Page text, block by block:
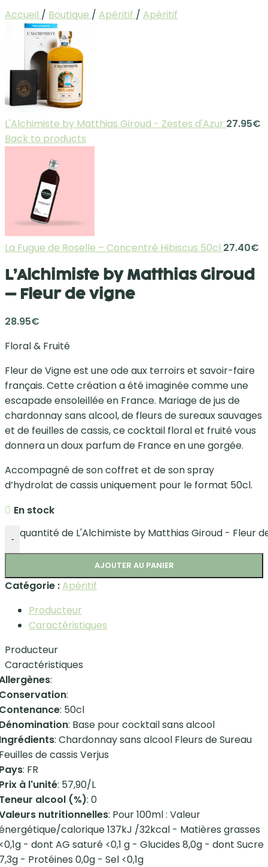
Accueil / Boutique / Apéritif / Apéritif
L'Alchimiste by Matthias Giroud - Zestes d'Azur 27.95€
Back to products
La Fugue de Roselle – Concentré Hibiscus 50cl 27.40€
L’Alchimiste by Matthias Giroud
– Fleur de vigne
28.95€
Floral & Fruité
Fleur de Vigne est une ode aux terroirs et savoir-faire
français. Cette création a été imaginée comme une
escapade ensoleillée en France. Mariage de jus de
chardonnay sans alcool, de fleurs de sureaux sauvages
et de feuilles de cassis, ce cocktail floral et fruité vous
donnera un doux parfum de France en une gorgée.
Accompagné de son coffret et de son spray
d’hydrolat de cassis uniquement pour le format 50cl.
En stock
- quantité de L'Alchimiste by Matthias Giroud - Fleur
AJOUTER AU PANIER
Catégorie :Apéritif
Producteur
Caractéristiques
Producteur
Caractéristiques
:
:
: 50cl
: Base pour cocktail sans alcool
: Chardonnay sans alcool Fleurs de Sureau
de cassis Verjus
: FR
à l'unité: 57,90/L
alcool (%): 0
nutritionnelles: Pour 100ml : Valeur
calorique 137kJ /32kcal - Matières grasses
- dont AG saturé <0,1 g - Glucides 8,0g - dont Sucre
- Protéines 0,0g - Sel <0,1g